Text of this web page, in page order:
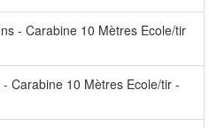
- Carabine 10 Mètres Ecole/tir
Carabine 10 Mètres Ecole/tir -